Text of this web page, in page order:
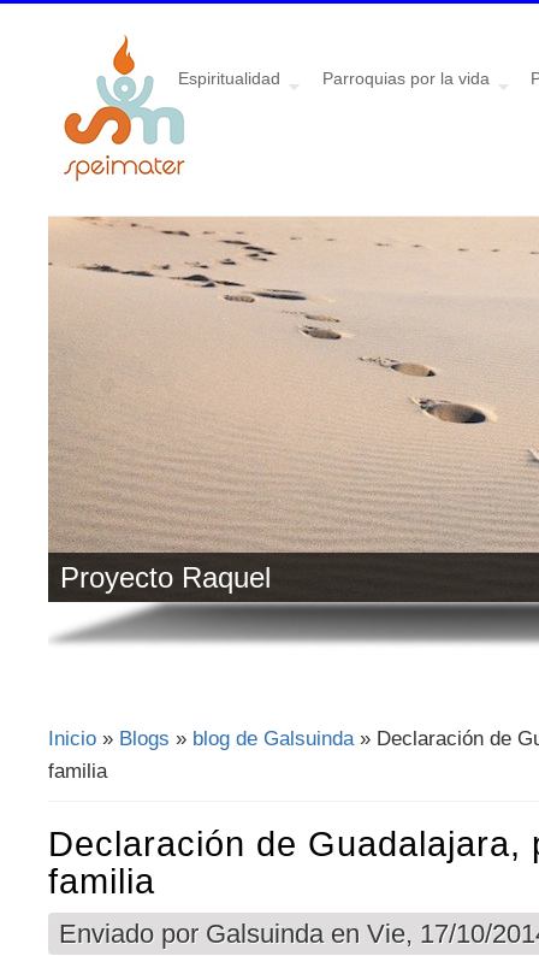
Espiritualidad Parroquias por la vida
Proyecto Raquel
Se encuentra usted aquí
Inicio » Blogs » blog de Galsuinda» Declaración de
familia
Declaración de Guadalajara,
familia
Enviado por Galsuinda en Vie, 17/10/